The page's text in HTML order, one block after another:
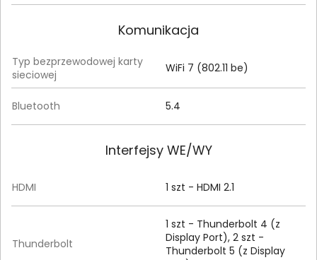
Komunikacja
Typ bezprzewodowej karty
sieciowej
WiFi 7 (802.11 be)
Bluetooth 5.4
Interfejsy WE/WY
HDMI 1 szt - HDMI 2.1
Thunderbolt
1 szt - Thunderbolt 4 (z
Display Port), 2 szt -
Thunderbolt 5 (z Display